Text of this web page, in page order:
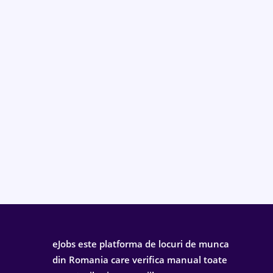
eJobs este platforma de locuri de munca
din Romania care verifica manual toate